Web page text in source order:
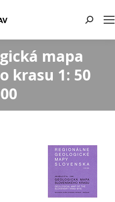
Search:
mapa
krasu 1: 50